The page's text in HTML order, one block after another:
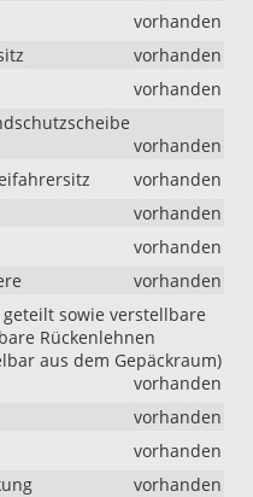
vorhanden
vorhanden
vorhanden
vorhanden
vorhanden
vorhanden
vorhanden
vorhanden
sowie verstellbare
Rückenlehnen
aus dem Gepäckraum)
vorhanden
vorhanden
vorhanden
vorhanden